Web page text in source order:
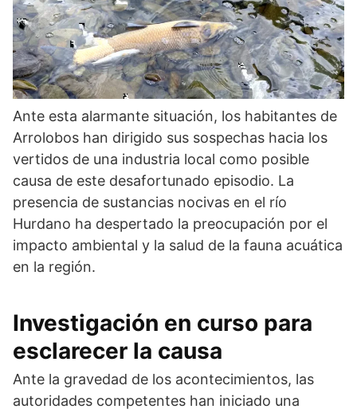
Ante esta alarmante situación, los habitantes de
Arrolobos han dirigido sus sospechas hacia los
vertidos de una industria local como posible
causa de este desafortunado episodio. La
presencia de sustancias nocivas en el río
Hurdano ha despertado la preocupación por el
impacto ambiental y la salud de la fauna acuática
en la región.
Investigación en curso para
esclarecer la causa
Ante la gravedad de los acontecimientos, las
autoridades competentes han iniciado una